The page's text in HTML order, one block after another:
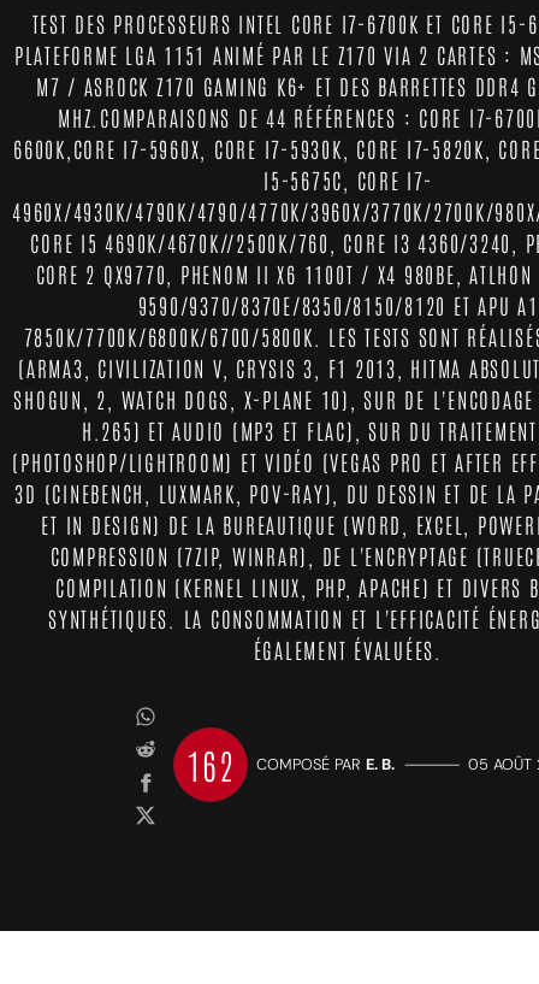
TEST DES PROCESSEURS INTEL CORE I7-6700K ET CORE
PLATEFORME LGA 1151 ANIMÉ PAR LE Z170 VIA 2 CARTES :
M7 / ASROCK Z170 GAMING K6+ ET DES BARRETTES DDR4
MHZ.COMPARAISONS DE 44 RÉFÉRENCES : CORE I7-
6600K,CORE I7-5960X, CORE I7-5930K, CORE I7-5820K,
I5-5675C, CORE I7-
4960X/4930K/4790K/4790/4770K/3960X/3770K/2700K/
CORE I5 4690K/4670K//2500K/760, CORE I3 4360/3240,
CORE 2 QX9770, PHENOM II X6 1100T / X4 980BE,
9590/9370/8370E/8350/8150/8120 ET APU
7850K/7700K/6800K/6700/5800K. LES TESTS SONT
(ARMA3, CIVILIZATION V, CRYSIS 3, F1 2013, HITMA
SHOGUN, 2, WATCH DOGS, X-PLANE 10), SUR DE
H.265) ET AUDIO (MP3 ET FLAC), SUR DU
(PHOTOSHOP/LIGHTROOM) ET VIDÉO (VEGAS PRO ET AFTER
3D (CINEBENCH, LUXMARK, POV-RAY), DU DESSIN ET DE LA
ET IN DESIGN) DE LA BUREAUTIQUE (WORD, EXCEL,
COMPRESSION (7ZIP, WINRAR), DE L'ENCRYPTAGE
COMPILATION (KERNEL LINUX, PHP, APACHE) ET DIVERS
SYNTHÉTIQUES. LA CONSOMMATION ET L'EFFICACITÉ
ÉGALEMENT ÉVALUÉES.
162 COMPOSÉ PARE. B. ————— 05 AOÛT